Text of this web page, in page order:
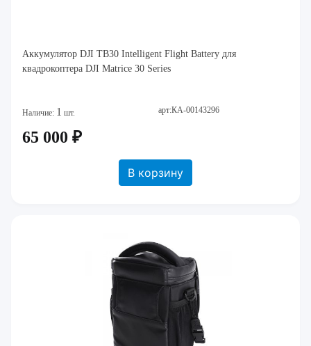
Аккумулятор DJI TB30 Intelligent Flight Battery для
квадрокоптера DJI Matrice 30 Series
Наличие: 1 шт. арт:КА-00143296
65 000 ₽
В корзину